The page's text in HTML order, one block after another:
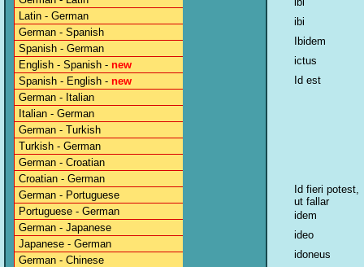
Latin - German
German - Spanish
Spanish - German
English - Spanish - new
Spanish - English - new
German - Italian
Italian - German
German - Turkish
Turkish - German
German - Croatian
Croatian - German
German - Portuguese
Portuguese - German
German - Japanese
Japanese - German
German - Chinese
ibi
Ibidem
ictus
Id est
Id fieri potest,
ut fallar
idem
ideo
idoneus